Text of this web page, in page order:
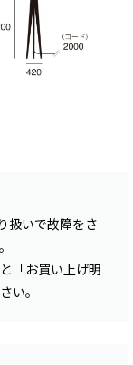
扱いで故障をさ
「お買い上げ明
い。